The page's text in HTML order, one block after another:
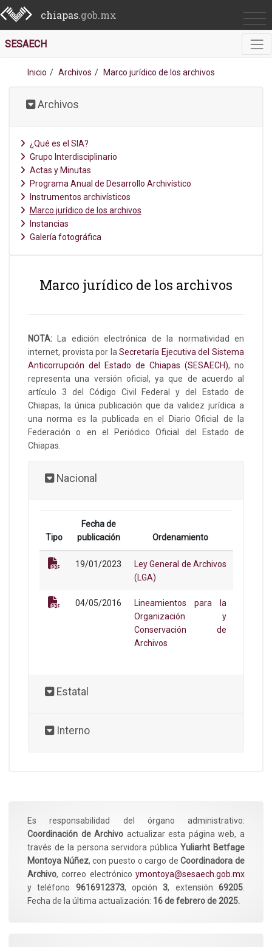
chiapas.gob.mx
SESAECH
Inicio Archivos Marco jurídico de los archivos
Archivos
¿Qué es el SIA?
Grupo Interdisciplinario
Actas y Minutas
Programa Anual de Desarrollo Archivístico
Instrumentos archivísticos
Marco jurídico de los archivos
Instancias
Galería fotográfica
Marco jurídico de los archivos
NOTA: La edición electrónica de la normatividad en
internet, provista por laSecretaría Ejecutiva del Sistema
Anticorrupción del Estado de Chiapas (SESAECH), no
representa una versión oficial, ya que de acuerdo al
artículo 3 del Código Civil Federal y del Estado de
Chiapas, la única publicación que da validez jurídica a
una norma es la publicada en el Diario Oficial de la
Federación o en el Periódico Oficial del Estado de
Chiapas.
Nacional
Tipo
Fecha de
publicación
Ordenamiento
19/01/2023
Ley General de Archivos
(LGA)
04/05/2016
Lineamientos para la
Organización y
Conservación de
Archivos
Estatal
Interno
Es responsabilidad del órgano administrativo:
Coordinación de Archivo actualizar esta página web, a
través de la persona servidora públicaYuliarht Betfage
Montoya Núñez, con puesto o cargo deCoordinadora de
Archivo, correo electrónico ymontoya@sesaech.gob.mx
y teléfono 9616912373, opción3, extensión69205
Fecha de la última actualización: 16 de febrero de 2025.